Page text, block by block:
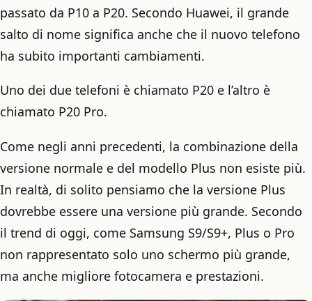
passato da P10 a P20. Secondo Huawei, il grande
salto di nome significa anche che il nuovo telefono
ha subito importanti cambiamenti.
Uno dei due telefoni è chiamato P20 e l’altro è
chiamato P20 Pro.
Come negli anni precedenti, la combinazione della
versione normale e del modello Plus non esiste più.
In realtà, di solito pensiamo che la versione Plus
dovrebbe essere una versione più grande. Secondo
il trend di oggi, come Samsung S9/S9+, Plus o Pro
non rappresentato solo uno schermo più grande,
ma anche migliore fotocamera e prestazioni.